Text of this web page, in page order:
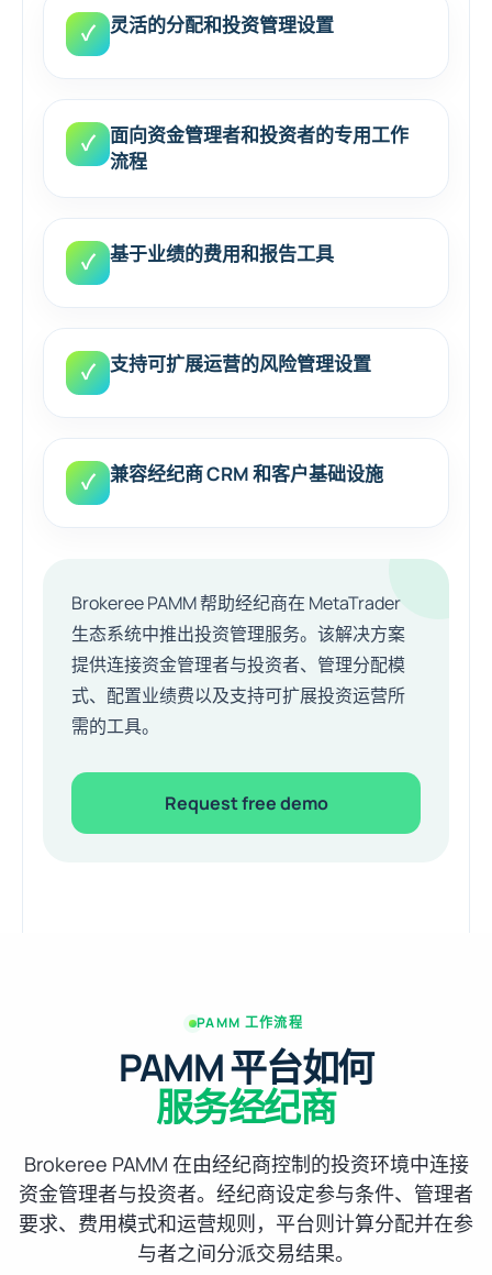
✓ 灵活的分配和投资管理设置
✓
面向资金管理者和投资者的专用工作
流程
✓ 基于业绩的费用和报告工具
✓ 支持可扩展运营的风险管理设置
✓ 兼容经纪商 CRM 和客户基础设施
Brokeree PAMM 帮助经纪商在 MetaTrader
生态系统中推出投资管理服务。该解决方案
提供连接资金管理者与投资者、管理分配模
式、配置业绩费以及支持可扩展投资运营所
需的工具。
Request free demo
PAMM 工作流程
PAMM 平台如何
服务经纪商
Brokeree PAMM 在由经纪商控制的投资环境中连接
资金管理者与投资者。经纪商设定参与条件、管理者
要求、费用模式和运营规则，平台则计算分配并在参
与者之间分派交易结果。